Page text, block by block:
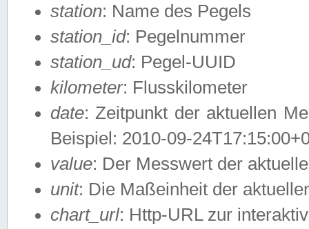
station: Name des Pegels
station_id: Pegelnummer
station_ud: Pegel-UUID
kilometer: Flusskilometer
date: Zeitpunkt der aktuellen
Beispiel: 2010-09-
value: Der Messwert der
unit: Die Maßeinheit der
chart_url: Http-URL zur